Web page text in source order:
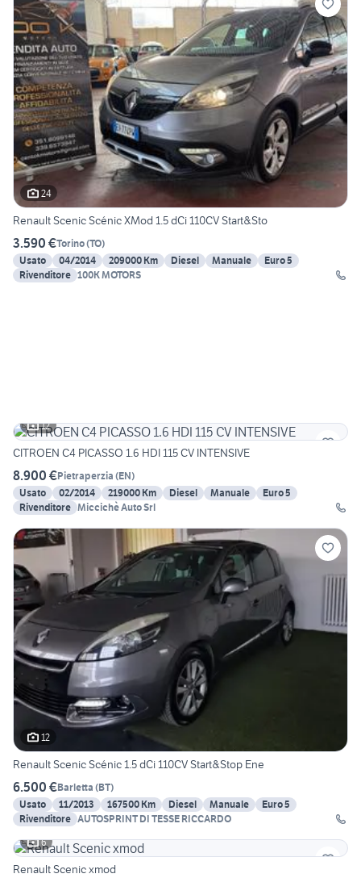
24
Renault Scenic Scénic XMod 1.5 dCi 110CV Start&Sto
3.590 €Torino(TO)
Usato
04/2014 209000 Km Diesel Manuale
Euro 5
Rivenditore 100K MOTORS
12
CITROEN C4 PICASSO 1.6 HDI 115 CV INTENSIVE
8.900 €Pietraperzia (EN)
Usato
02/2014 219000 Km Diesel Manuale
Euro 5
Rivenditore Miccichè Auto Srl
12
Renault Scenic Scénic 1.5 dCi 110CV Start&Stop Ene
6.500 €Barletta (BT)
Usato
11/2013 167500 Km Diesel Manuale
Euro 5
Rivenditore AUTOSPRINT DI TESSE RICCARDO
6
Renault Scenic xmod